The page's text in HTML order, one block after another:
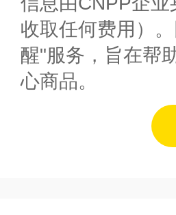
收取任何费用）
醒"服务，旨在帮
心商品。